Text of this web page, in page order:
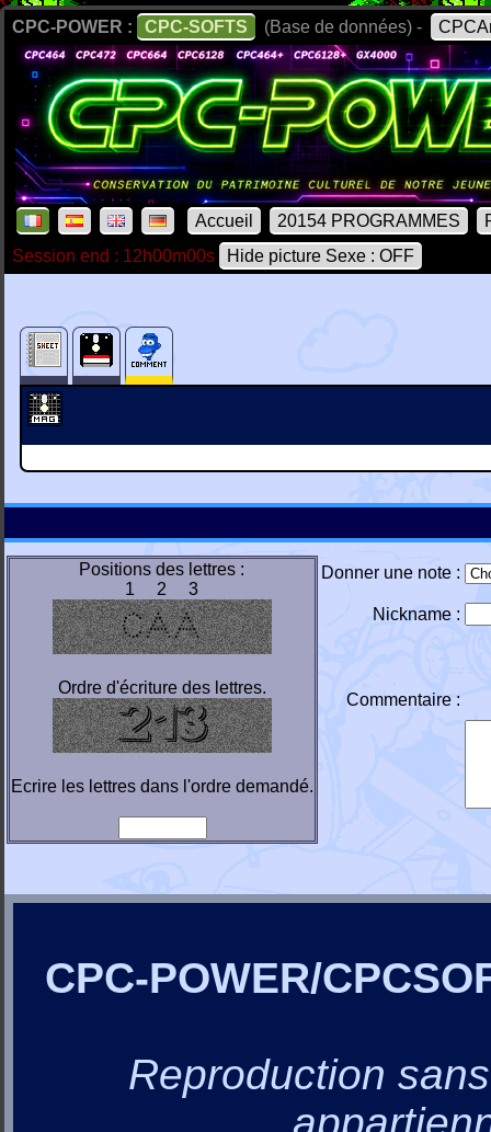
CPC-POWER : CPC-SOFTS (Base de données) -
Accueil 20154 PROGRAMMES
Session end : 12h00m00s
Hide picture Sexe : OFF
Positions des lettres :
1 2 3
Ordre d'écriture des lettres.
Ecrire les lettres dans l'ordre demandé.
Donner une note :
Nickname :
Commentaire :
CPC-POWER/
Reproduction